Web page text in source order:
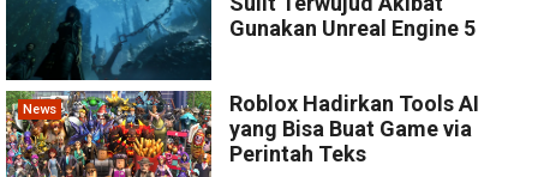
Gunakan Unreal Engine 5
News
Roblox Hadirkan Tools AI
yang Bisa Buat Game via
Perintah Teks